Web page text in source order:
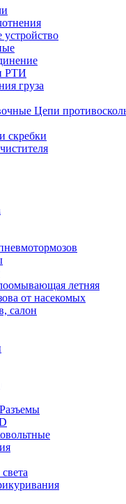
устройство
РТИ
груза
Цепи
скребки
летняя
от насекомых
салон